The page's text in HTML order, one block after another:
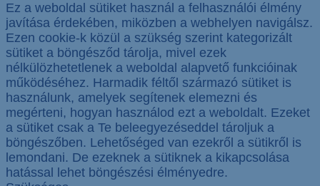
Ez a weboldal sütiket használ a felhasználói élmény
javítása érdekében, miközben a webhelyen navigálsz.
Ezen cookie-k közül a szükség szerint kategorizált
sütiket a böngésződ tárolja, mivel ezek
nélkülözhetetlenek a weboldal alapvető funkcióinak
működéséhez. Harmadik féltől származó sütiket is
használunk, amelyek segítenek elemezni és
megérteni, hogyan használod ezt a weboldalt. Ezeket
a sütiket csak a Te beleegyezéseddel tároljuk a
böngészőben. Lehetőséged van ezekről a sütikről is
lemondani. De ezeknek a sütiknek a kikapcsolása
hatással lehet böngészési élményedre.